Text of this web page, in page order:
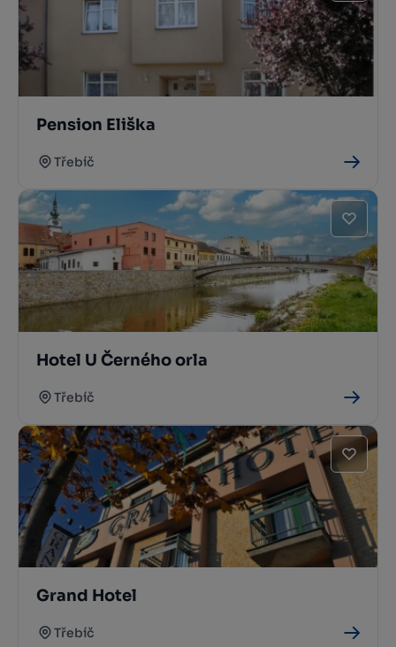
Pension Eliška
Třebíč
Hotel U Černého orla
Třebíč
Grand Hotel
Třebíč